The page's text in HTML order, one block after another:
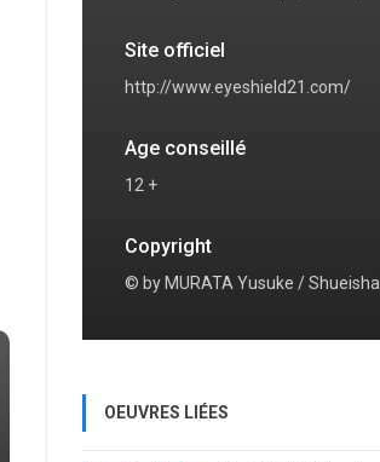
Site officiel
http://www.eyeshield21.com/
Age conseillé
12 +
Copyright
© by MURATA Yusuke / Shueisha
OEUVRES LIÉES